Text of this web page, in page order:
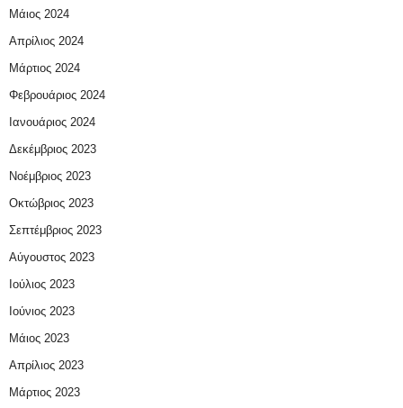
Μάιος 2024
Απρίλιος 2024
Μάρτιος 2024
Φεβρουάριος 2024
Ιανουάριος 2024
Δεκέμβριος 2023
Νοέμβριος 2023
Οκτώβριος 2023
Σεπτέμβριος 2023
Αύγουστος 2023
Ιούλιος 2023
Ιούνιος 2023
Μάιος 2023
Απρίλιος 2023
Μάρτιος 2023